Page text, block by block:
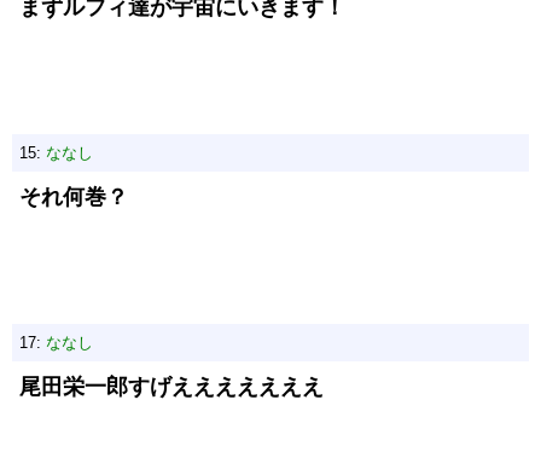
まずルフィ達が宇宙にいきます！
15: ななし
それ何巻？
17: ななし
尾田栄一郎すげえええええええ